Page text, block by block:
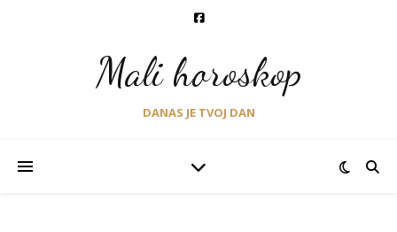
Mali horoskop
DANAS JE TVOJ DAN